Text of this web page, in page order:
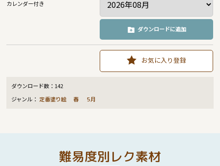
カレンダー付き
ダウンロードに追加
お気に入り登録
ダウンロード数： 142
ジャンル： 定番塗り絵 春 5月
難易度別レク素材